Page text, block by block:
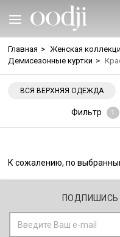
Главная > Женская
Демисезонные куртки >
ВСЯ ВЕРХНЯЯ ОДЕЖДА
Фильтр 1
К сожалению, по
ПОДПИШИСЬ